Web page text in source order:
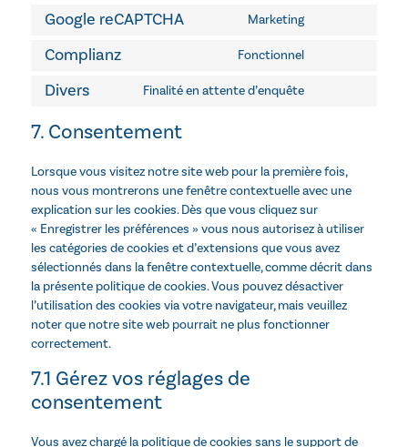
Google reCAPTCHA Marketing
Complianz Fonctionnel
Divers Finalité en attente d’enquête
7. Consentement
Lorsque vous visitez notre site web pour la première fois,
nous vous montrerons une fenêtre contextuelle avec une
explication sur les cookies. Dès que vous cliquez sur
« Enregistrer les préférences » vous nous autorisez à utiliser
les catégories de cookies et d’extensions que vous avez
sélectionnés dans la fenêtre contextuelle, comme décrit dans
la présente politique de cookies. Vous pouvez désactiver
l’utilisation des cookies via votre navigateur, mais veuillez
noter que notre site web pourrait ne plus fonctionner
correctement.
7.1 Gérez vos réglages de
consentement
Vous avez chargé la politique de cookies sans le support de